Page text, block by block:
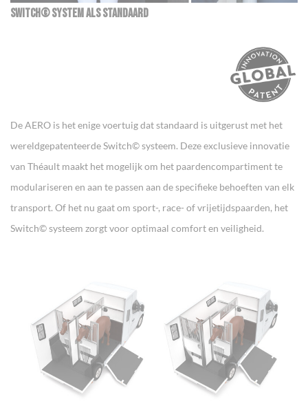
SWITCH© SYSTEM ALS STANDAARD
De AERO is het enige voertuig dat standaard is uitgerust met het
wereldgepatenteerde Switch© systeem. Deze exclusieve innovatie
van Théault maakt het mogelijk om het paardencompartiment te
modulariseren en aan te passen aan de specifieke behoeften van elk
transport. Of het nu gaat om sport-, race- of vrijetijdspaarden, het
Switch© systeem zorgt voor optimaal comfort en veiligheid.